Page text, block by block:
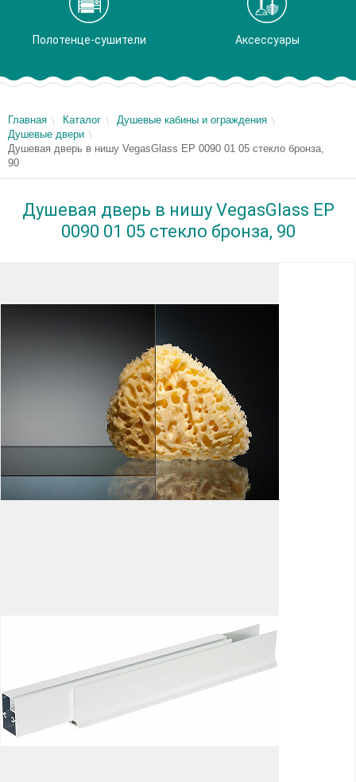
Полотенце-сушители Аксессуары
Главная Каталог
Душевые кабины и ограждения
Душевые двери
Душевая дверь в нишу VegasGlass EP 0090 01 05 стекло бронза,
90
Душевая дверь в нишу VegasGlass EP
0090 01 05 стекло бронза, 90